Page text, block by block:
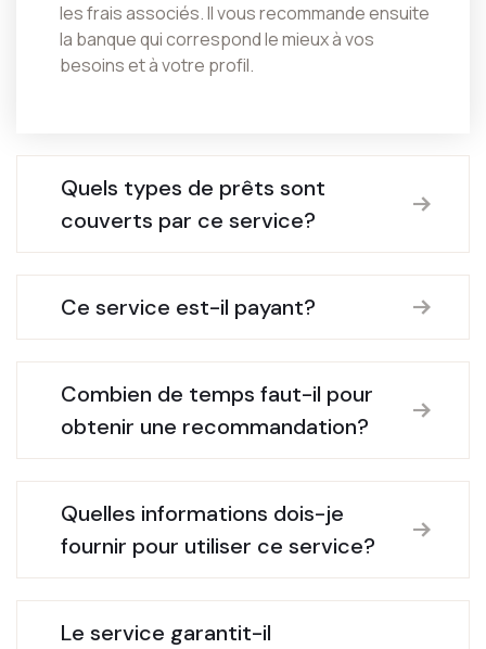
les frais associés. Il vous recommande ensuite
la banque qui correspond le mieux à vos
besoins et à votre profil.
Quels types de prêts sont
couverts par ce service?
Ce service est-il payant?
Combien de temps faut-il pour
obtenir une recommandation?
Quelles informations dois-je
fournir pour utiliser ce service?
Le service garantit-il